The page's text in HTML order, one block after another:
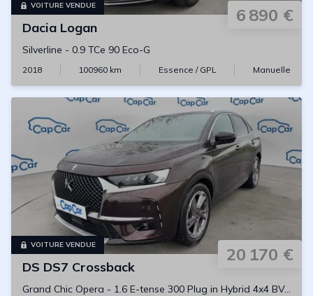
VOITURE VENDUE 6 890 €
Dacia Logan
Silverline - 0.9 TCe 90 Eco-G
2018 100960 km Essence / GPL Manuelle
VOITURE VENDUE 20 170 €
DS DS7 Crossback
Grand Chic Opera - 1.6 E-tense 300 Plug in Hybrid 4x4 BVA8